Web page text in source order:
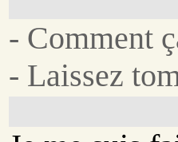
- Comment
- Laissez